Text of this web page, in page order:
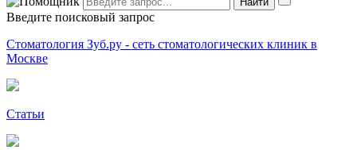
Введите поисковый запрос
Стоматология Зуб.ру - сеть стоматологических клиник в
Москве
Статьи